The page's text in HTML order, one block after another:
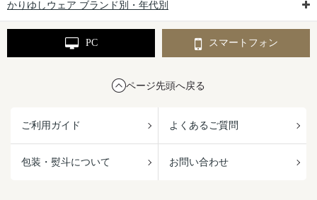
かりゆしウェア ブランド別・年代別
PC スマートフォン
ページ先頭へ戻る
ご利用ガイド よくあるご質問
包装・熨斗について お問い合わせ